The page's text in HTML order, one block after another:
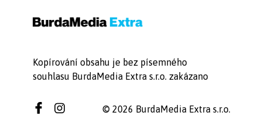
Kopírování obsahu je bez písemného
souhlasu BurdaMedia Extra s.r.o. zakázano
© 2026 BurdaMedia Extra s.r.o.